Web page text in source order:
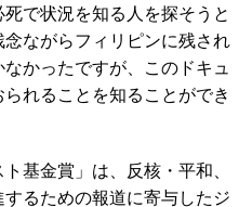
で状況を知る人を探そうと
ながらフィリピンに残され
かったですが、このドキュ
れることを知ることができ
基金賞」は、反核・平和、
るための報道に寄与したジ